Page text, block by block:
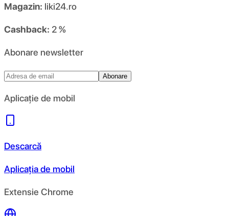
Magazin: liki24.ro
Cashback: 2 %
Abonare newsletter
Abonare
Aplicație de mobil
Descarcă
Aplicația de mobil
Extensie Chrome